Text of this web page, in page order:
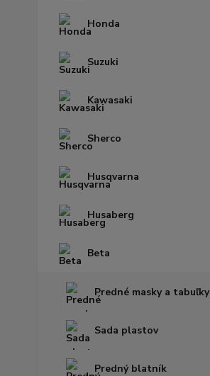
Honda
Suzuki
Kawasaki
Sherco
Husqvarna
Husaberg
Beta
Predné masky a tabuľky
Sada plastov
Predný blatník